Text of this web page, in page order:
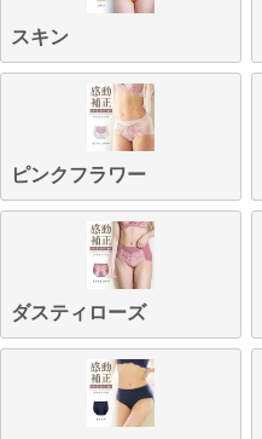
スキン
ピンクフラワー
ダスティローズ